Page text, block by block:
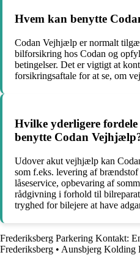
Hvem kan benytte
Codan Vejhjælp er normalt
bilforsikring hos Codan og
betingelser. Det er vigtigt at
forsikringsaftale for at se, om
Hvilke yderligere
benytte Codan
Udover akut vejhjælp kan
som f.eks. levering af
låseservice, opbevaring af
rådgivning i forhold til
tryghed for bilejere at have
Frederiksberg Parkering Kontakt:
Frederiksberg • Aunsbjerg Kolding